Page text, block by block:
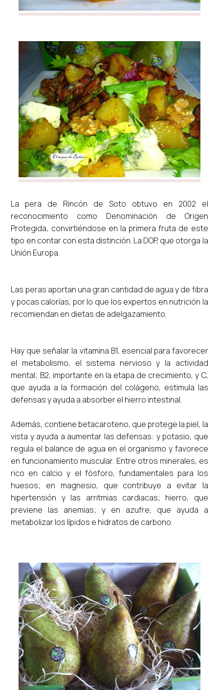
La pera de Rincón de Soto obtuvo en 2002 el
reconocimiento como Denominación de Origen
Protegida, convirtiéndose en la primera fruta de este
tipo en contar con esta distinción. La DOP, que otorga la
Unión Europa.
Las peras aportan una gran cantidad de agua y de fibra
y pocas calorías, por lo que los expertos en nutrición la
recomiendan en dietas de adelgazamiento.
Hay que señalar la vitamina B1, esencial para favorecer
el metabolismo, el sistema nervioso y la actividad
mental; B2, importante en la etapa de crecimiento, y C,
que ayuda a la formación del colágeno, estimula las
defensas y ayuda a absorber el hierro intestinal.
Además, contiene betacaroteno, que protege la piel, la
vista y ayuda a aumentar las defensas: y potasio, que
regula el balance de agua en el organismo y favorece
en funcionamiento muscular. Entre otros minerales, es
rico en calcio y el fósforo, fundamentales para los
huesos; en magnesio, que contribuye a evitar la
hipertensión y las arritmias cardiacas; hierro, que
previene las anemias; y en azufre, que ayuda a
metabolizar los lípidos e hidratos de carbono.